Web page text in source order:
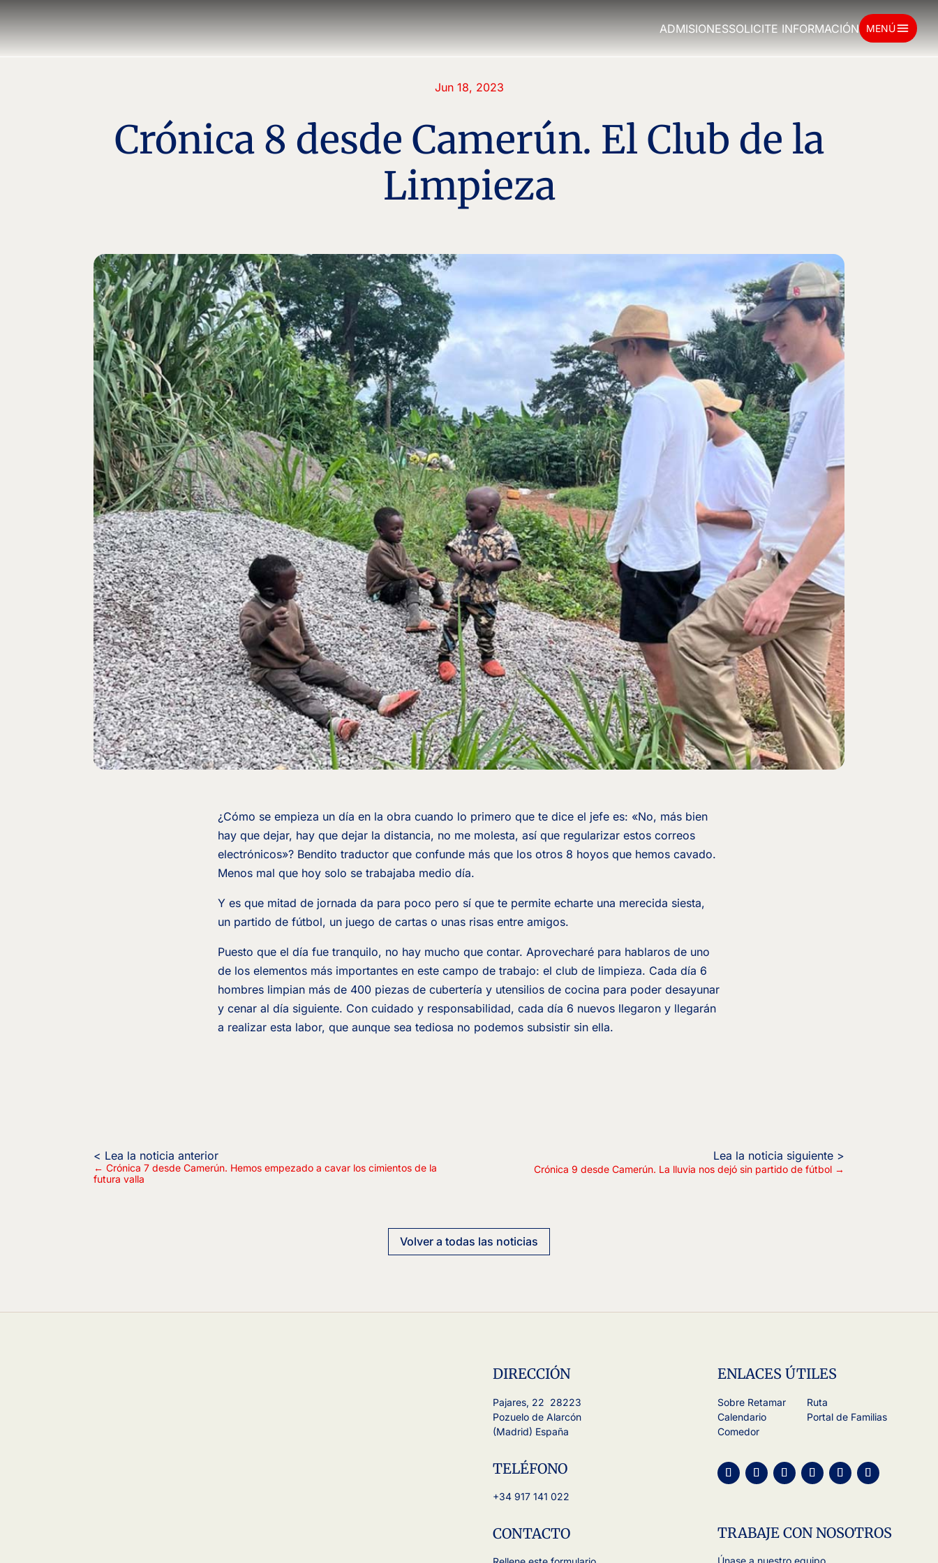
ADMISIONESSOLICITE INFORMACIÓN MENÚmenu
Jun 18, 2023
Crónica 8 desde Camerún. El Club de la
Limpieza
¿Cómo se empieza un día en la obra cuando lo primero que te dice el jefe es: «No, más bien
hay que dejar, hay que dejar la distancia, no me molesta, así que regularizar estos correos
electrónicos»? Bendito traductor que confunde más que los otros 8 hoyos que hemos cavado.
Menos mal que hoy solo se trabajaba medio día.
Y es que mitad de jornada da para poco pero sí que te permite echarte una merecida siesta,
un partido de fútbol, un juego de cartas o unas risas entre amigos.
Puesto que el día fue tranquilo, no hay mucho que contar. Aprovecharé para hablaros de uno
de los elementos más importantes en este campo de trabajo: el club de limpieza. Cada día 6
hombres limpian más de 400 piezas de cubertería y utensilios de cocina para poder desayunar
y cenar al día siguiente. Con cuidado y responsabilidad, cada día 6 nuevos llegaron y llegarán
a realizar esta labor, que aunque sea tediosa no podemos subsistir sin ella.
←Crónica 7 desde Camerún. Hemos empezado a cavar los cimientos de la
futura valla
Crónica 9 desde Camerún. La lluvia nos dejó sin partido de fútbol→
Volver a todas las noticias
DIRECCIÓN
Pajares, 22 28223
Pozuelo de Alarcón
(Madrid) España
TELÉFONO
+34 917 141 022
CONTACTO
ENLACES ÚTILES
Sobre Retamar
Calendario
Comedor
Ruta
Portal de Familias
TRABAJE CON NOSOTROS
Únase a nuestro equipo